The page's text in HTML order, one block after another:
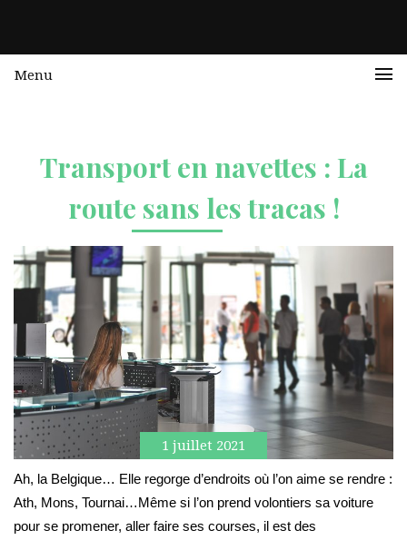
Menu
Transport en navettes : La
route sans les tracas !
1 juillet 2021
Ah, la Belgique… Elle regorge d’endroits où l’on aime se rendre :
Ath, Mons, Tournai…Même si l’on prend volontiers sa voiture
pour se promener, aller faire ses courses, il est des